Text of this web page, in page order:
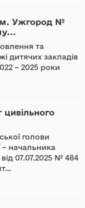
Ужгород №
та
дитячих закладів
– 2025 роки
голови
– начальника
від 07.07.2025 № 484